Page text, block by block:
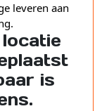
leveren aan
is